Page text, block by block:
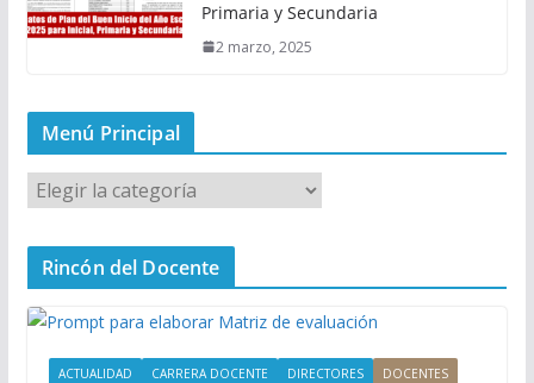
Primaria y Secundaria
2 marzo, 2025
Menú Principal
M
e
n
P
Rincón del Docente
ACTUALIDAD CARRERA DOCENTE DIRECTORES DOCENTES